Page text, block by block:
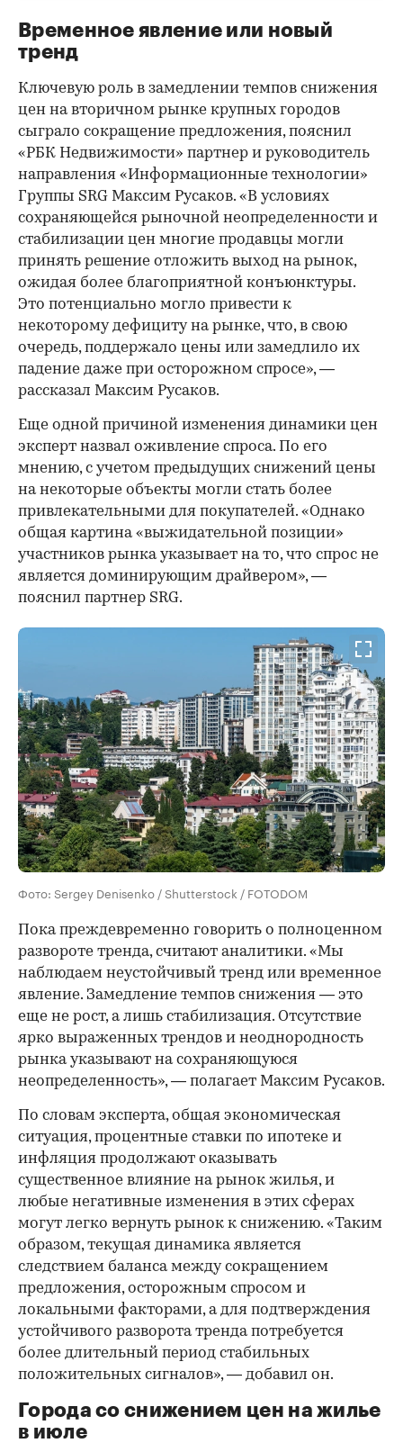
Временное явление или новый
тренд
Ключевую роль в замедлении темпов снижения
цен на вторичном рынке крупных городов
сыграло сокращение предложения, пояснил
«РБК Недвижимости» партнер и руководитель
направления «Информационные технологии»
Группы SRG Максим Русаков. «В условиях
сохраняющейся рыночной неопределенности и
стабилизации цен многие продавцы могли
принять решение отложить выход на рынок,
ожидая более благоприятной конъюнктуры.
Это потенциально могло привести к
некоторому дефициту на рынке, что, в свою
очередь, поддержало цены или замедлило их
падение даже при осторожном спросе», —
рассказал Максим Русаков.
Еще одной причиной изменения динамики цен
эксперт назвал оживление спроса. По его
мнению, с учетом предыдущих снижений цены
на некоторые объекты могли стать более
привлекательными для покупателей. «Однако
общая картина «выжидательной позиции»
участников рынка указывает на то, что спрос не
является доминирующим драйвером», —
пояснил партнер SRG.
Фото: Sergey Denisenko / Shutterstock / FOTODOM
Пока преждевременно говорить о полноценном
развороте тренда, считают аналитики. «Мы
наблюдаем неустойчивый тренд или временное
явление. Замедление темпов снижения — это
еще не рост, а лишь стабилизация. Отсутствие
ярко выраженных трендов и неоднородность
рынка указывают на сохраняющуюся
неопределенность», — полагает Максим Русаков.
По словам эксперта, общая экономическая
ситуация, процентные ставки по ипотеке и
инфляция продолжают оказывать
существенное влияние на рынок жилья, и
любые негативные изменения в этих сферах
могут легко вернуть рынок к снижению. «Таким
образом, текущая динамика является
следствием баланса между сокращением
предложения, осторожным спросом и
локальными факторами, а для подтверждения
устойчивого разворота тренда потребуется
более длительный период стабильных
положительных сигналов», — добавил он.
Города со снижением цен на жилье
в июле